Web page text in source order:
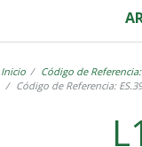
Inicio
Código de
Código de Referencia: